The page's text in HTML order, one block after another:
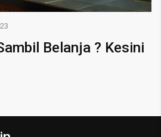
Belanja ? Kesini